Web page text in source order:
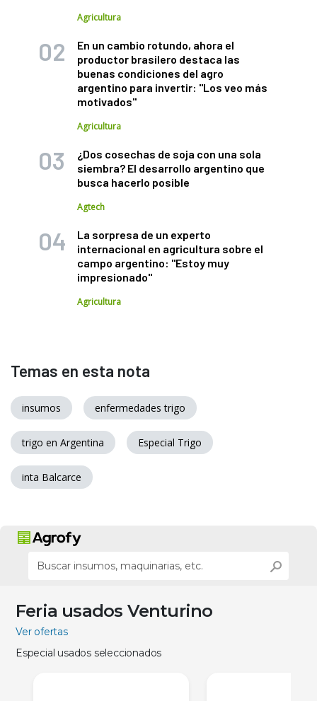
Agricultura
En un cambio rotundo, ahora el
productor brasilero destaca las
buenas condiciones del agro
argentino para invertir: "Los veo más
motivados"
Agricultura
¿Dos cosechas de soja con una sola
siembra? El desarrollo argentino que
busca hacerlo posible
Agtech
La sorpresa de un experto
internacional en agricultura sobre el
campo argentino: "Estoy muy
impresionado"
Agricultura
Temas en esta nota
insumos enfermedades trigo
trigo en Argentina Especial Trigo
inta Balcarce
Feria usados Venturino
Ver ofertas
Especial usados seleccionados